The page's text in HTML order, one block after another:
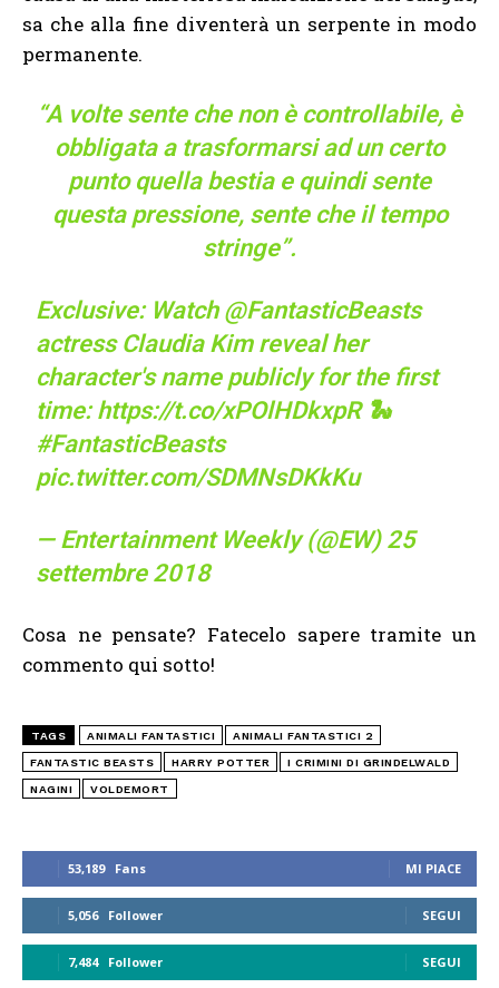
53,189 Fans MI PIACE
5,056 Follower SEGUI
7,484 Follower SEGUI
sa che alla fine diventerà un serpente in modo
permanente.
“A volte sente che non è controllabile, è
obbligata a trasformarsi ad un certo
punto quella bestia e quindi sente
questa pressione, sente che il tempo
stringe”.
Exclusive: Watch@FantasticBeasts​
actress Claudia Kim reveal her
character's name publicly for the first
time:https://t.co/xPOlHDkxpR🐍
#FantasticBeasts
pic.twitter.com/SDMNsDKkKu
— Entertainment Weekly (@EW) 25
settembre 2018
Cosa ne pensate? Fatecelo sapere tramite un
commento qui sotto!
TAGS ANIMALI FANTASTICI ANIMALI FANTASTICI 2
FANTASTIC BEASTS HARRY POTTER I CRIMINI DI GRINDELWALD
NAGINI VOLDEMORT